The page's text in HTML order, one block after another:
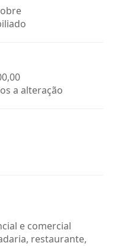
a alteração
e comercial
restaurante,